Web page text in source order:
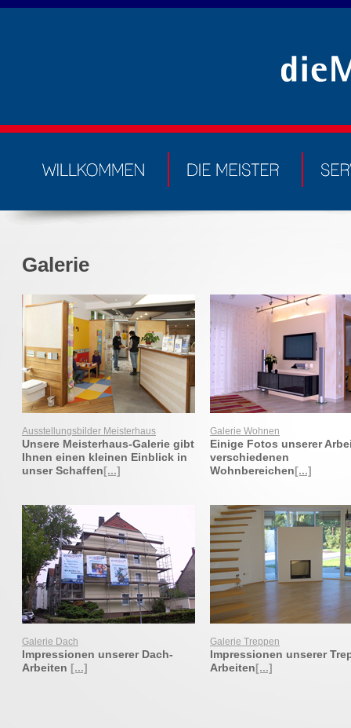
Galerie
Ausstellungsbilder Meisterhaus
Unsere Meisterhaus-Galerie gibt
Ihnen einen kleinen Einblick in
unser Schaffen[...]
Galerie Wohnen
Einige Fotos unserer
verschiedenen
Wohnbereichen[...]
Galerie Dach
Impressionen unserer Dach-
Arbeiten [...]
Galerie Treppen
Impressionen unserer
Arbeiten[...]